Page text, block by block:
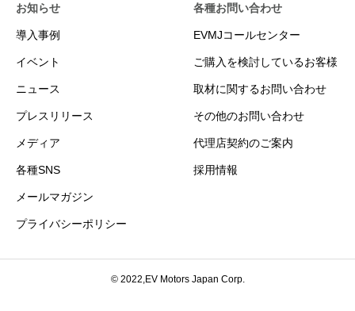
お知らせ
導入事例
イベント
ニュース
プレスリリース
メディア
各種SNS
メールマガジン
プライバシーポリシー
各種お問い合わせ
EVMJコールセンター
ご購入を検討しているお客様
取材に関するお問い合わせ
その他のお問い合わせ
代理店契約のご案内
採用情報
© 2022,EV Motors Japan Corp.